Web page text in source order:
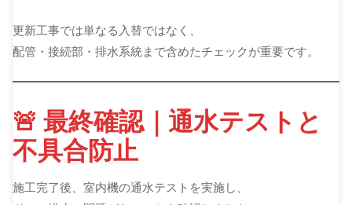
更新工事では単なる入替ではなく、
配管・接続部・排水系統まで含めたチェックが重要です。
🚨 最終確認｜通水テストと
不具合防止
施工完了後、室内機の通水テストを実施し、